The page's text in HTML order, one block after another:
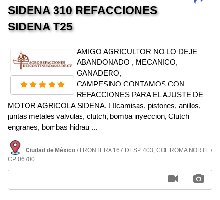
SIDENA 310 REFACCIONES
SIDENA T25
AMIGO AGRICULTOR NO LO DEJE
ABANDONADO , MECANICO,
GANADERO,
CAMPESINO.CONTAMOS CON
REFACCIONES PARA EL AJUSTE DE
MOTOR AGRICOLA SIDENA, ! !!camisas, pistones, anillos,
juntas metales valvulas, clutch, bomba inyeccion, Clutch
engranes, bombas hidrau ...
Ciudad de México / FRONTERA 167 DESP. 403, COL ROMA NORTE /
CP 06700